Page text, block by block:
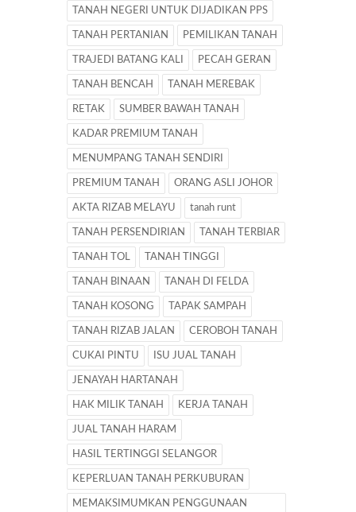
TANAH NEGERI UNTUK DIJADIKAN PPS
TANAH PERTANIAN PEMILIKAN TANAH
TRAJEDI BATANG KALI PECAH GERAN
TANAH BENCAH TANAH MEREBAK
RETAK SUMBER BAWAH TANAH
KADAR PREMIUM TANAH
MENUMPANG TANAH SENDIRI
PREMIUM TANAH ORANG ASLI JOHOR
AKTA RIZAB MELAYU tanah runt
TANAH PERSENDIRIAN TANAH TERBIAR
TANAH TOL TANAH TINGGI
TANAH BINAAN TANAH DI FELDA
TANAH KOSONG TAPAK SAMPAH
TANAH RIZAB JALAN CEROBOH TANAH
CUKAI PINTU ISU JUAL TANAH
JENAYAH HARTANAH
HAK MILIK TANAH KERJA TANAH
JUAL TANAH HARAM
HASIL TERTINGGI SELANGOR
KEPERLUAN TANAH PERKUBURAN
MEMAKSIMUMKAN PENGGUNAAN